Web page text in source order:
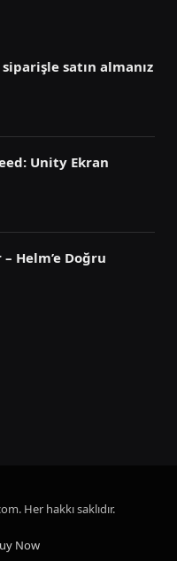
siparişle satın almanız
Unity Ekran
Helm’e Doğru
Her hakkı saklıdır.
Now